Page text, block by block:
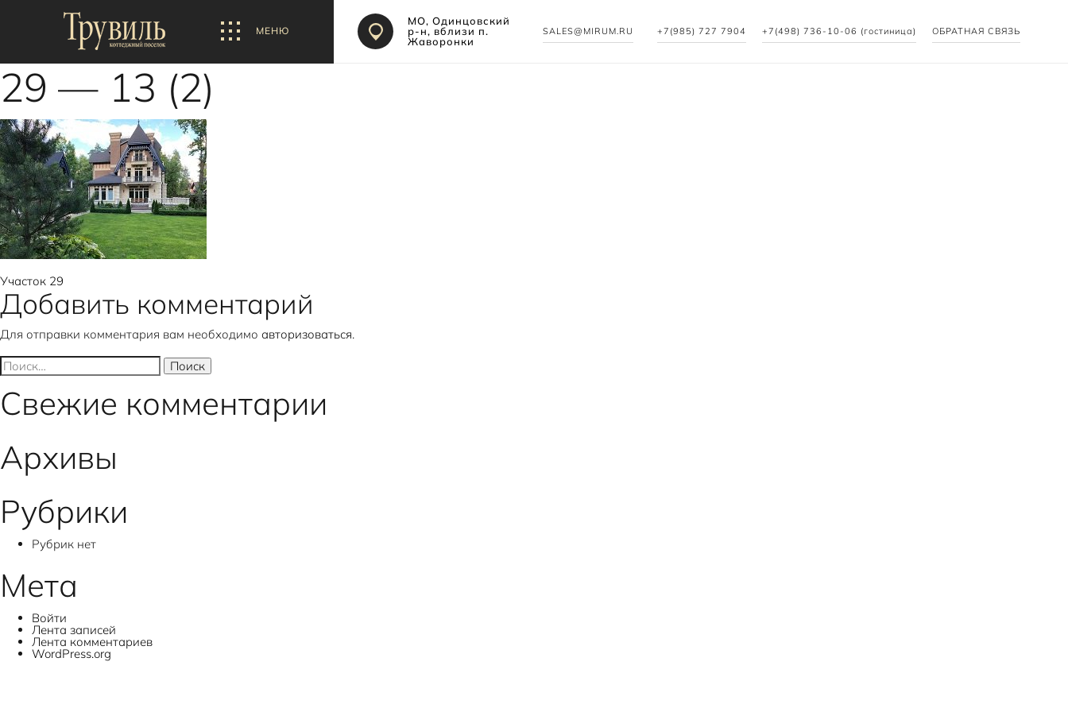
МЕНЮ
МО, Одинцовский
р-н, вблизи п.
Жаворонки
SALES@MIRUM.RU +7(985) 727 7904 +7(498) 736-10-06 (гостиница) ОБРАТНАЯ СВЯЗЬ
29 — 13 (2)
Навигация
по
записям
Участок 29
Добавить комментарий
Для отправки комментария вам необходимо авторизоваться.
Найти:
Свежие комментарии
Архивы
Рубрики
Рубрик нет
Мета
Войти
Лента записей
Лента комментариев
WordPress.org